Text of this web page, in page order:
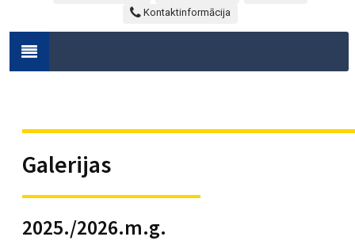
Kontaktinformācija
Galerijas
2025./2026.m.g.